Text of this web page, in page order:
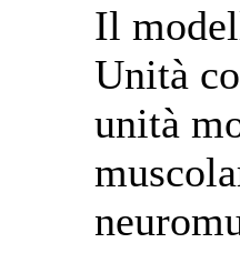
Il
Unità
unità